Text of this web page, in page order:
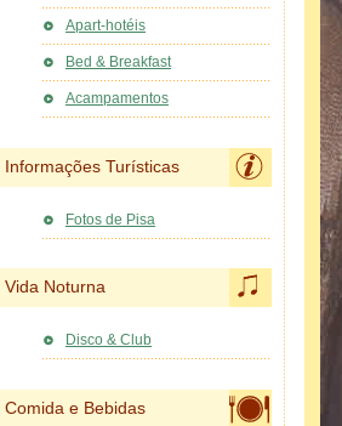
Apart-hotéis
Bed & Breakfast
Acampamentos
Informações Turísticas
Fotos de Pisa
Vida Noturna
Disco & Club
Comida e Bebidas